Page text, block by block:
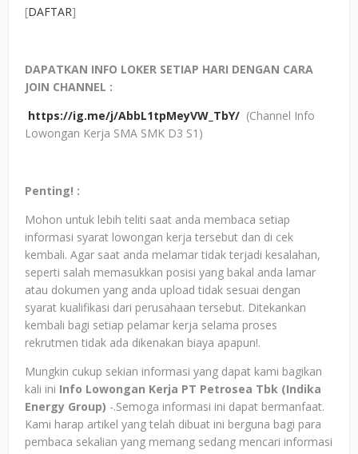
[DAFTAR]
DAPATKAN INFO LOKER SETIAP HARI DENGAN CARA
JOIN CHANNEL :
https://ig.me/j/AbbL1tpMeyVW_TbY/ (Channel Info
Lowongan Kerja SMA SMK D3 S1)
Penting! :
Mohon untuk lebih teliti saat anda membaca setiap
informasi syarat lowongan kerja tersebut dan di cek
kembali. Agar saat anda melamar tidak terjadi kesalahan,
seperti salah memasukkan posisi yang bakal anda lamar
atau dokumen yang anda upload tidak sesuai dengan
syarat kualifikasi dari perusahaan tersebut. Ditekankan
kembali bagi setiap pelamar kerja selama proses
rekrutmen tidak ada dikenakan biaya apapun!.
Mungkin cukup sekian informasi yang dapat kami bagikan
kali ini Info Lowongan Kerja PT Petrosea Tbk (Indika
Energy Group) -.Semoga informasi ini dapat bermanfaat.
Kami harap artikel yang telah dibuat ini berguna bagi para
pembaca sekalian yang memang sedang mencari informasi